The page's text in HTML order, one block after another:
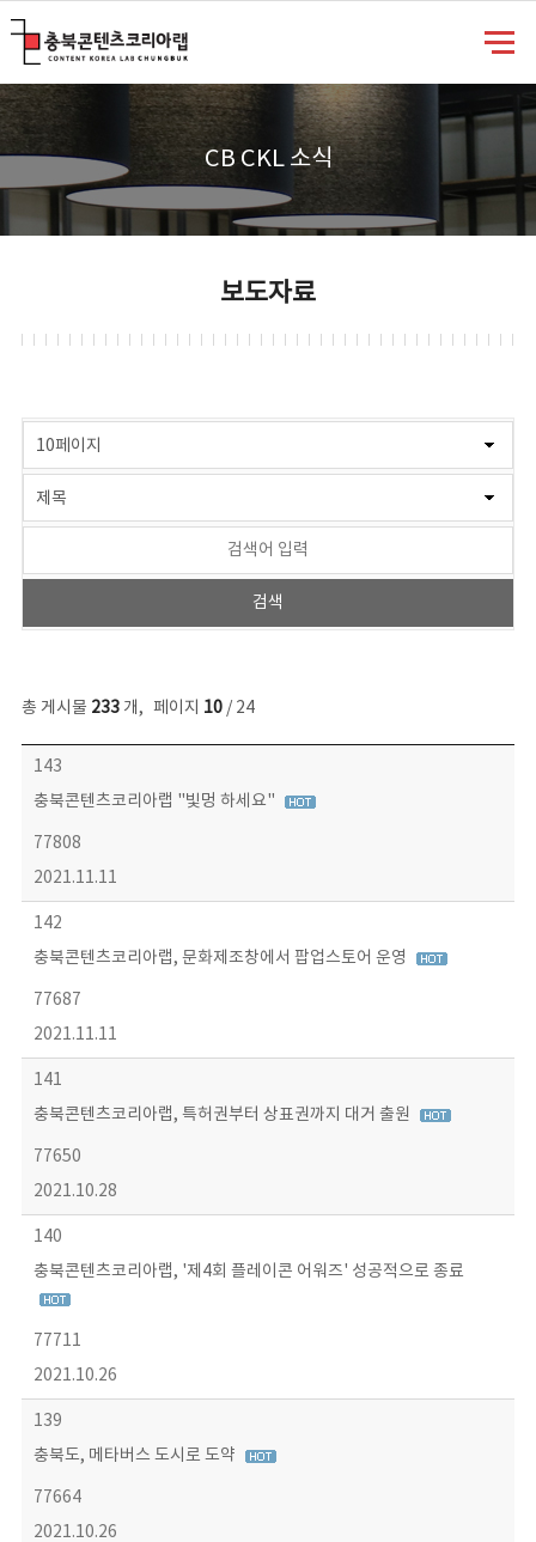
CB CKL 소식
보도자료
총 게시물 233개, 페이지 10/ 24
보도자료 목록 - 번호, 제목, 작성자, 파일, 조회수, 작성일 정보 제공
143
충북콘텐츠코리아랩 "빛멍 하세요"
77808
2021.11.11
142
충북콘텐츠코리아랩, 문화제조창에서 팝업스토어 운영
77687
2021.11.11
141
충북콘텐츠코리아랩, 특허권부터 상표권까지 대거 출원
77650
2021.10.28
140
충북콘텐츠코리아랩, '제4회 플레이콘 어워즈' 성공적으로 종료
77711
2021.10.26
139
충북도, 메타버스 도시로 도약
77664
2021.10.26